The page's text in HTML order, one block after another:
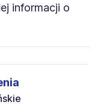
informacji o